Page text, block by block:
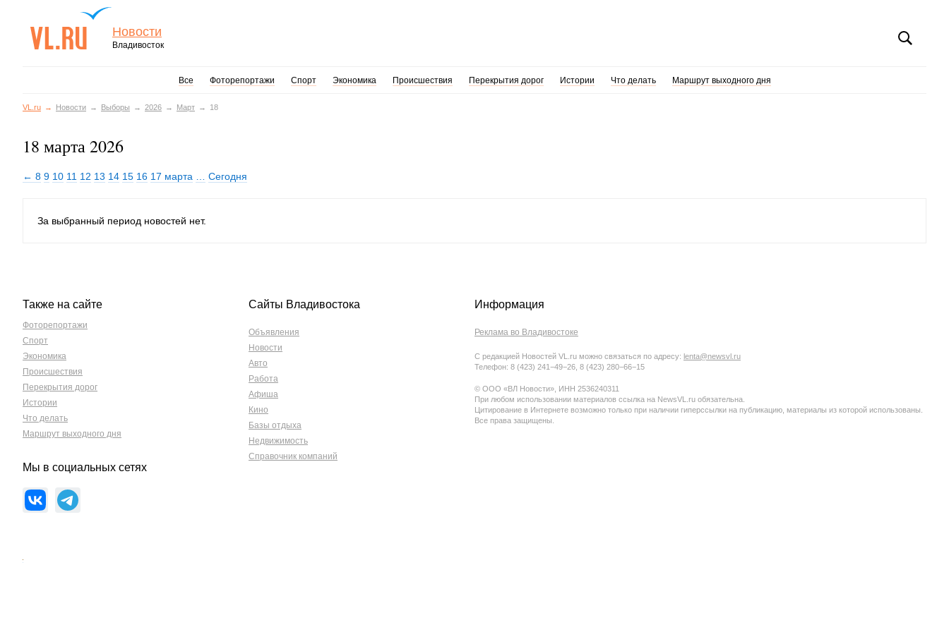
Новости
Владивосток
Все Фоторепортажи Спорт Экономика Происшествия Перекрытия дорог Истории Что делать Маршрут выходного дня
VL.ru Новости Выборы 2026 Март 18
18 марта 2026
← 8 9 10 11 12 13 14 15 16 17 марта Сегодня
За выбранный период новостей нет.
Также на сайте
Фоторепортажи
Спорт
Экономика
Происшествия
Перекрытия дорог
Истории
Что делать
Маршрут выходного дня
Мы в социальных сетях
Сайты Владивостока
Объявления
Новости
Авто
Работа
Афиша
Кино
Базы отдыха
Недвижимость
Справочник компаний
Информация
Реклама во Владивостоке
С редакцией Новостей VL.ru можно связаться по адресу: lenta@newsvl.ru
Телефон: 8 (423) 241−49−26, 8 (423) 280−66−15
© ООО «ВЛ Новости», ИНН 2536240311
При любом использовании материалов ссылка на NewsVL.ru обязательна.
Цитирование в Интернете возможно только при наличии гиперссылки на публикацию, материалы из которой использованы.
Все права защищены.